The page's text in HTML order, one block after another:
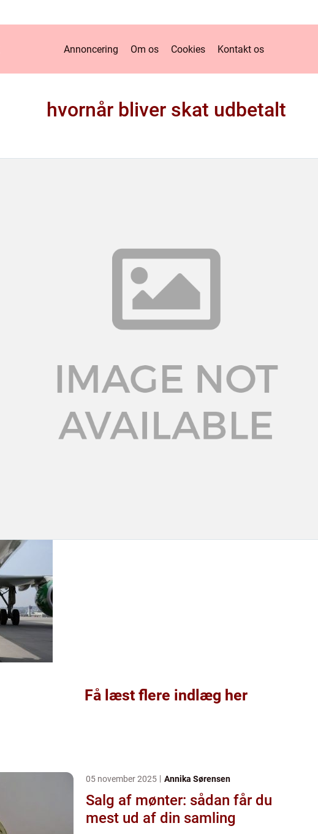
Annoncering Om os Cookies Kontakt os
hvornår bliver skat udbetalt
Få læst flere indlæg her
05 november 2025 Annika Sørensen
Salg af mønter: sådan får du
mest ud af din samling